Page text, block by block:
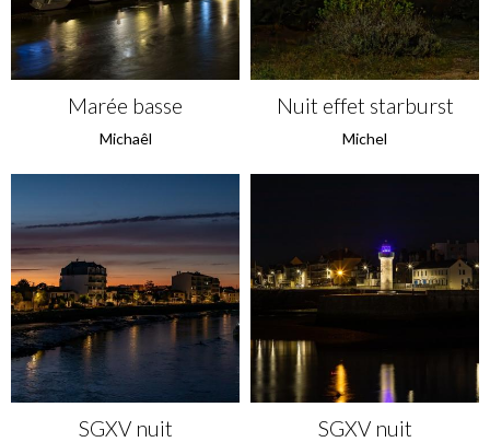
Marée basse
Michaêl
Nuit effet starburst
Michel
SGXV nuit SGXV nuit